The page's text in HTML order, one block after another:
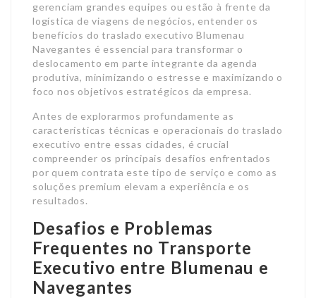
gerenciam grandes equipes ou estão à frente da
logística de viagens de negócios, entender os
benefícios do traslado executivo Blumenau
Navegantes é essencial para transformar o
deslocamento em parte integrante da agenda
produtiva, minimizando o estresse e maximizando o
foco nos objetivos estratégicos da empresa.
Antes de explorarmos profundamente as
características técnicas e operacionais do traslado
executivo entre essas cidades, é crucial
compreender os principais desafios enfrentados
por quem contrata este tipo de serviço e como as
soluções premium elevam a experiência e os
resultados.
Desafios e Problemas
Frequentes no Transporte
Executivo entre Blumenau e
Navegantes